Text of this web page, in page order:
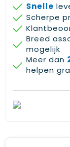
Snelle
Scherpe
Breed
mogelijk
Meer dan
helpen